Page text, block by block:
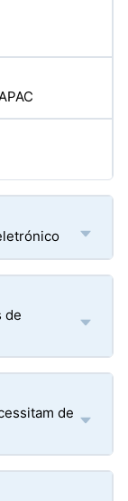
de
de